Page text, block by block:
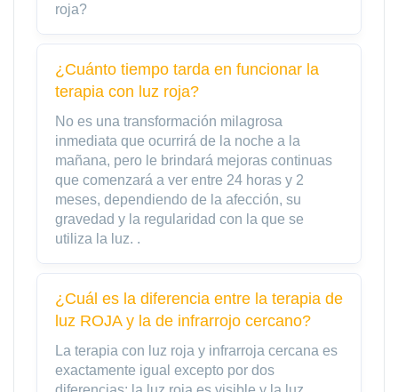
roja?
¿Cuánto tiempo tarda en funcionar la
terapia con luz roja?
No es una transformación milagrosa
inmediata que ocurrirá de la noche a la
mañana, pero le brindará mejoras continuas
que comenzará a ver entre 24 horas y 2
meses, dependiendo de la afección, su
gravedad y la regularidad con la que se
utiliza la luz. .
¿Cuál es la diferencia entre la terapia de
luz ROJA y la de infrarrojo cercano?
La terapia con luz roja y infrarroja cercana es
exactamente igual excepto por dos